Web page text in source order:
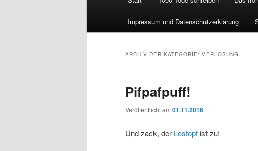
Impressum und Datenschutzerklärung
ARCHIV DER KATEGORIE: VERLOSUNG
Pifpafpuff!
Veröffentlicht am 01.11.2016
Und zack, der Lostopf ist zu!